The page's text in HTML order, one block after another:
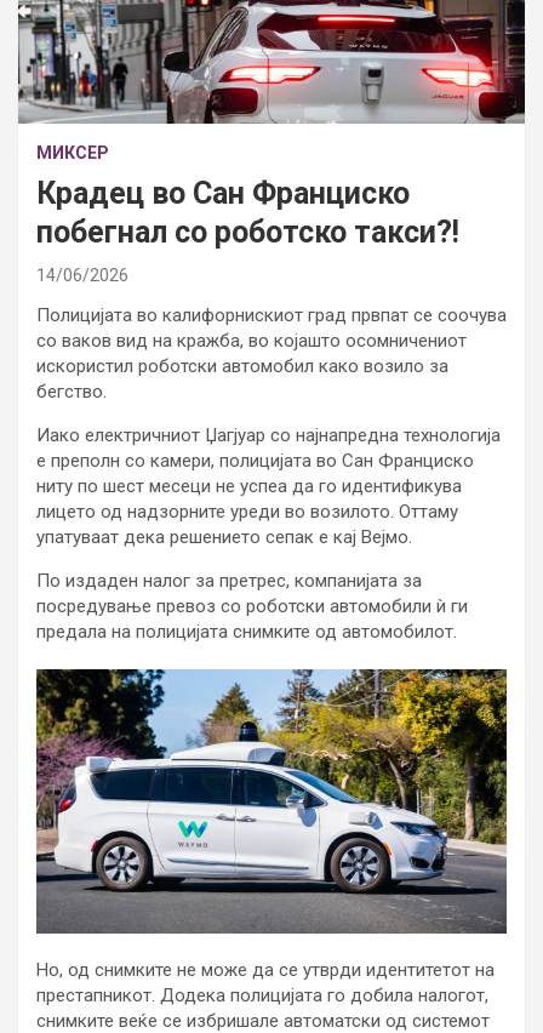
МИКСЕР
Крадец во Сан Франциско
побегнал со роботско такси?!
14/06/2026
Полицијата во калифорнискиот град првпат се соочува
со ваков вид на кражба, во којашто осомничениот
искористил роботски автомобил како возило за
бегство.
Иако електричниот Џагјуар со најнапредна технологија
е преполн со камери, полицијата во Сан Франциско
ниту по шест месеци не успеа да го идентификува
лицето од надзорните уреди во возилото. Оттаму
упатуваат дека решението сепак е кај Вејмо.
По издаден налог за претрес, компанијата за
посредување превоз со роботски автомобили ѝ ги
предала на полицијата снимките од автомобилот.
Но, од снимките не може да се утврди идентитетот на
престапникот. Додека полицијата го добила налогот,
снимките веќе се избришале автоматски од системот